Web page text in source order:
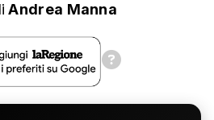
Andrea Manna